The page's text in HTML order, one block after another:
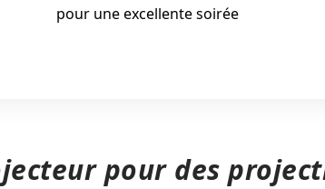
pour une excellente soirée
pour des